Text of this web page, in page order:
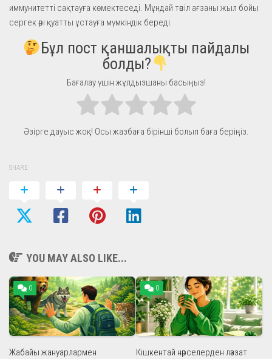
иммунитетті сақтауға көмектеседі. Мұндай тәсіл ағзаны жыл бойы
сергек әрі қуатты ұстауға мүмкіндік береді.
Бұл пост қаншалықты пайдалы
болды?
Бағалау үшін жұлдызшаны басыңыз!
Әзірге дауыс жоқ! Осы жазбаға бірінші болып баға беріңіз.
SHARE
YOU MAY ALSO LIKE...
0
Жабайы жануарлармен
0
Кішкентай нәрселерден ләззат